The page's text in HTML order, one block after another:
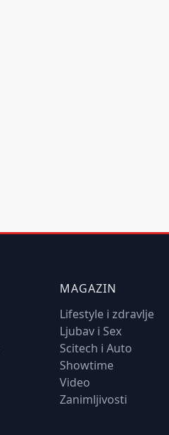
MAGAZIN
Lifestyle i zdravlje
Ljubav i Sex
Scitech i Auto
Showtime
Video
Zanimljivosti